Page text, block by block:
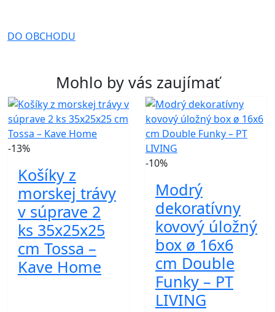
DO OBCHODU
Mohlo by vás zaujímať
-13%
Košíky z
morskej trávy
v súprave 2
ks 35x25x25
cm Tossa –
Kave Home
-10%
Modrý
dekoratívny
kovový úložný
box ø 16x6
cm Double
Funky – PT
LIVING